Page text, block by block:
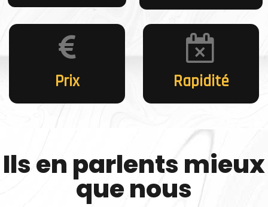
Prix Rapidité
Ils en parlents mieux
que nous